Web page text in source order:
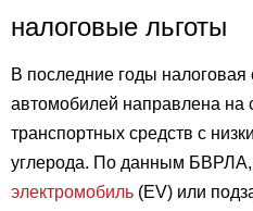
налоговые льготы
В последние годы
автомобилей направлена на
транспортных средств с
углерода. По данным БВРЛА,
электромобиль (EV) или